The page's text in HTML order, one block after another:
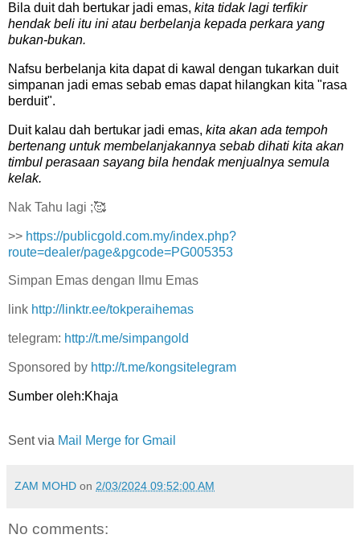
Bila duit dah bertukar jadi emas, kita tidak lagi terfikir
hendak beli itu ini atau berbelanja kepada perkara yang
bukan-bukan.
Nafsu berbelanja kita dapat di kawal dengan tukarkan duit
simpanan jadi emas sebab emas dapat hilangkan kita "rasa
berduit".
Duit kalau dah bertukar jadi emas, kita akan ada tempoh
bertenang untuk membelanjakannya sebab dihati kita akan
timbul perasaan sayang bila hendak menjualnya semula
kelak.
Nak Tahu lagi ;🥰
>> https://publicgold.com.my/index.php?
route=dealer/page&pgcode=PG005353
Simpan Emas dengan Ilmu Emas
link http://linktr.ee/tokperaihemas
telegram: http://t.me/simpangold
Sponsored by http://t.me/kongsitelegram
Sumber oleh:Khaja
Sent via Mail Merge for Gmail
ZAM MOHD on 2/03/2024 09:52:00 AM
No comments: